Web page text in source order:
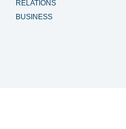
RELATIONS
BUSINESS